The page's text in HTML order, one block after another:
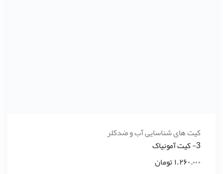
کیت های شناسایی آب و ضدکلر
3- کیت آمونیاک
۱.۲۶۰.۰۰۰تومان